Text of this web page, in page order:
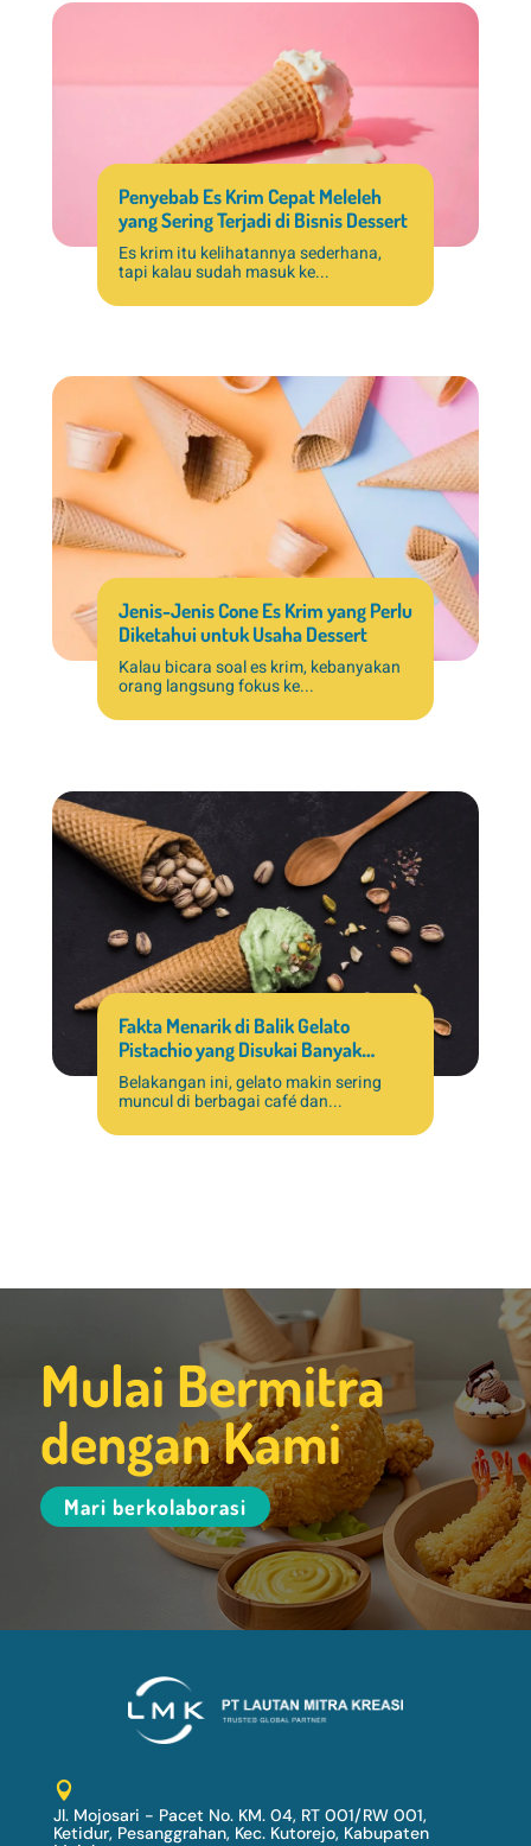
Penyebab Es Krim Cepat Meleleh
yang Sering Terjadi di Bisnis Dessert
Es krim itu kelihatannya sederhana,
tapi kalau sudah masuk ke...
Jenis-Jenis Cone Es Krim yang Perlu
Diketahui untuk Usaha Dessert
Kalau bicara soal es krim, kebanyakan
orang langsung fokus ke...
Fakta Menarik di Balik Gelato
Pistachio yang Disukai Banyak
Pelanggan
Belakangan ini, gelato makin sering
muncul di berbagai café dan...
Mulai Bermitra
dengan Kami
Mari berkolaborasi

Jl. Mojosari - Pacet No. KM. 04, RT 001/RW 001,
Ketidur, Pesanggrahan, Kec. Kutorejo, Kabupaten